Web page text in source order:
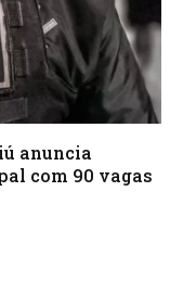
anuncia
com 90 vagas